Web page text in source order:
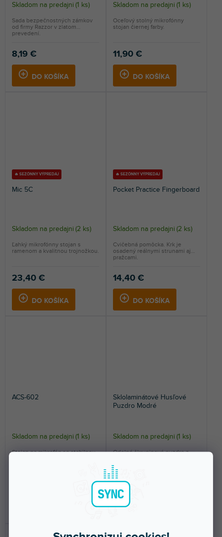
Skladom na predajni (1 ks)
8,19 €
DO KOŠÍKA
Sada bezpečnostných zámkov
od firmy Razzor v zlatom
prevedení.
Skladom na predajni (1 ks)
11,90 €
DO KOŠÍKA
Oceľový stolný mikrofónny
stojan čiernej farby.
🔥 SEZÓNNY VÝPREDAJ
Mic 5C
Skladom na predajni (2 ks)
23,40 €
DO KOŠÍKA
Ľahký mikrofónny stojan s
ramenom a kvalitnou trojnožkou.
🔥 SEZÓNNY VÝPREDAJ
Pocket Practice Fingerboard
Skladom na predajni (2 ks)
14,40 €
DO KOŠÍKA
Cvičebná pomôcka. Krk je
osadený reálnymi strunami aj
pražcami.
ACS-602
Skladom na predajni (1 ks)
Stojan na mikrofón so stabilnou
Sklolaminátové Husľové
Puzdro Modré
Skladom na predajni (1 ks)
148 €
Odolné škrupinové puzdro z
Ponúka spoľahlivú...